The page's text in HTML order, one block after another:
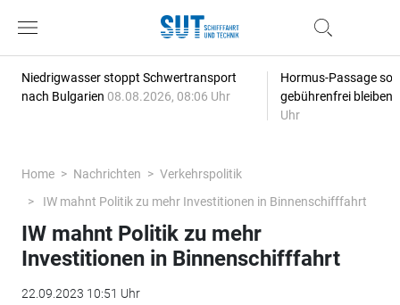
Niedrigwasser stoppt Schwertransport
nach Bulgarien 08.08.2026, 08:06 Uhr
Hormus-Passage
gebührenfrei bleiben
Uhr
Home Nachrichten
Verkehrspolitik
IW mahnt Politik zu mehr Investitionen in Binnenschifffahrt
IW mahnt Politik zu mehr
Investitionen in Binnenschifffahrt
22.09.2023 10:51 Uhr